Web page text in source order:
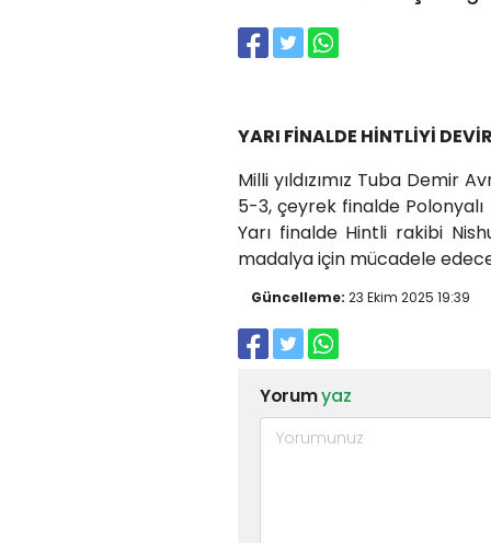
YARI FİNALDE HİNTLİYİ
Milli yıldızımız Tuba Demir
5-3, çeyrek finalde
Yarı finalde Hintli rakibi
madalya için mücadele
Güncelleme: 23 Ekim 2025 19:39
Yorumyaz